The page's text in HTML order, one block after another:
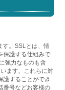
す。SSLとは、情
保護する仕組みで
強力なものも含
ます。これらに対
護することができ
番号などお客様の